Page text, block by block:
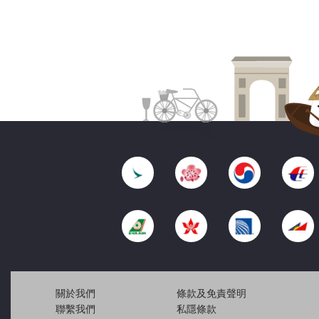
關於我們
聯繫我們
條款及免責聲明
私隱條款